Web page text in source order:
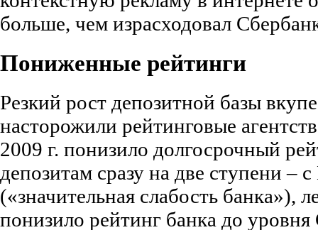
больше, чем израсходовал
Пониженные рейтинги
Резкий рост депозитной базы
насторожили рейтинговые
2009 г. понизило долгосрочный
депозитам сразу на две ступени –
(«значительная слабость банка»),
понизило рейтинг банка до